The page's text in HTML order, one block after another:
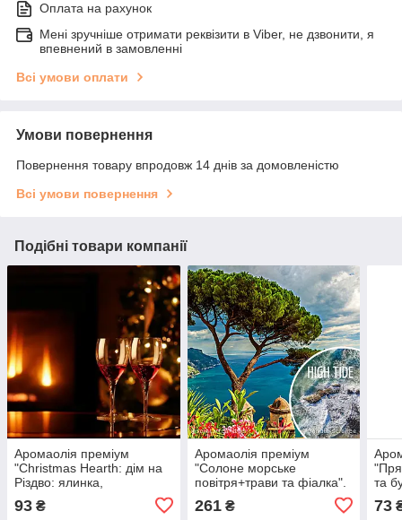
Оплата на рахунок
Мені зручніше отримати реквізити в Viber, не дзвонити, я
впевнений в замовленні
Всі умови оплати
Умови повернення
Повернення товару впродовж 14 днів за домовленістю
Всі умови повернення
Подібні товари компанії
Аромаолія преміум
"Christmas Hearth: дім на
Різдво: ялинка,
мандарини, камін, лікер",
США, 10 г - 100г,
93 ₴
Аромаолія преміум
"Солоне морське
повітря+трави та фіалка".
США. Заводська уп. 28 г,
"High Tide". CS.
261₴
та
73